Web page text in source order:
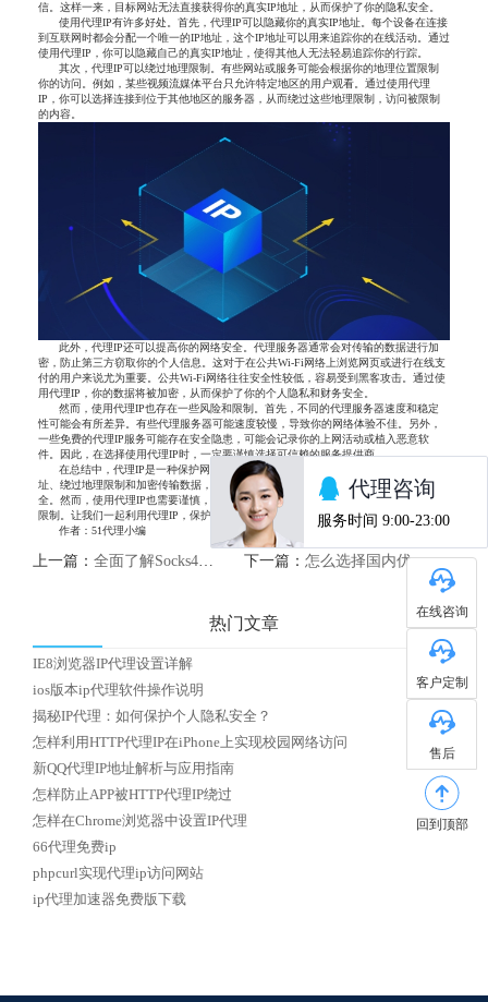
信。这样一来，目标网站无法直接获得你的真实IP地址，从而保护了你的隐私安全。
使用代理IP有许多好处。首先，代理IP可以隐藏你的真实IP地址。每个设备在连接
到互联网时都会分配一个唯一的IP地址，这个IP地址可以用来追踪你的在线活动。通过
使用代理IP，你可以隐藏自己的真实IP地址，使得其他人无法轻易追踪你的行踪。
其次，代理IP可以绕过地理限制。有些网站或服务可能会根据你的地理位置限制
你的访问。例如，某些视频流媒体平台只允许特定地区的用户观看。通过使用代理
IP，你可以选择连接到位于其他地区的服务器，从而绕过这些地理限制，访问被限制
的内容。
此外，代理IP还可以提高你的网络安全。代理服务器通常会对传输的数据进行加
密，防止第三方窃取你的个人信息。这对于在公共Wi-Fi网络上浏览网页或进行在线支
付的用户来说尤为重要。公共Wi-Fi网络往往安全性较低，容易受到黑客攻击。通过使
用代理IP，你的数据将被加密，从而保护了你的个人隐私和财务安全。
然而，使用代理IP也存在一些风险和限制。首先，不同的代理服务器速度和稳定
性可能会有所差异。有些代理服务器可能速度较慢，导致你的网络体验不佳。另外，
一些免费的代理IP服务可能存在安全隐患，可能会记录你的上网活动或植入恶意软
件。因此，在选择使用代理IP时，一定要谨慎选择可信赖的服务提供商。
在总结中，代理IP是一种保护网络隐私安全的有效工具。通过隐藏你的真实IP地
址、绕过地理限制和加密传输数据，代理IP可以帮助你保护个人隐私和提高网络安
全。然而，使用代理IP也需要谨慎，选择可信赖的服务提供商，以避免可能的风险和
限制。让我们一起利用代理IP，保护我们的网络隐私安全。
作者：51代理小编
上一篇： 全面了解Socks4代理：安全、稳定、高效的网络连接方式 下一篇： 怎么选择国内优质HTTP代理IP
热门文章
IE8浏览器IP代理设置详解
ios版本ip代理软件操作说明
揭秘IP代理：如何保护个人隐私安全？
怎样利用HTTP代理IP在iPhone上实现校园网络访问
新QQ代理IP地址解析与应用指南
怎样防止APP被HTTP代理IP绕过
怎样在Chrome浏览器中设置IP代理
66代理免费ip
phpcurl实现代理ip访问网站
ip代理加速器免费版下载
在线咨询
客户定制
售后
回到顶部